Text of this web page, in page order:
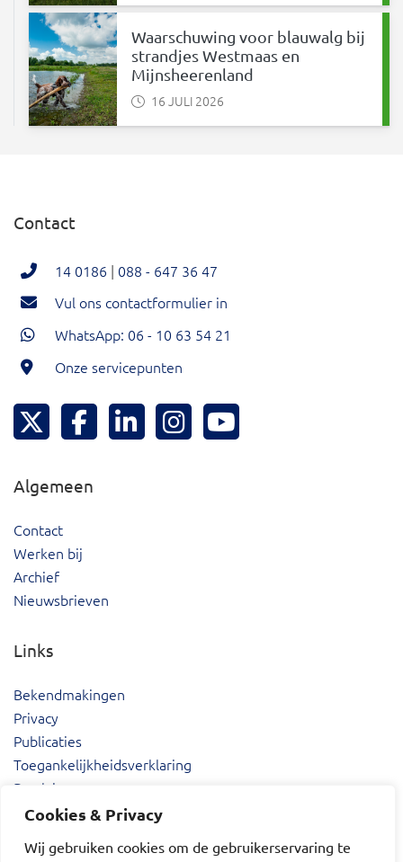
Cookies & Privacy
Wij gebruiken cookies om de gebruikerservaring te
Waarschuwing voor blauwalg bij
strandjes Westmaas en
Mijnsheerenland
16 JULI 2026
Contact
14 0186 | 088 - 647 36 47
Vul ons contactformulier in
WhatsApp: 06 - 10 63 54 21
Onze servicepunten
Hoeksche Waard Twitter
Hoeksche Waard Facebook
Hoeksche Waard LinkedIn
Hoeksche Waard Instagram
Algemeen
Contact
Werken bij
Archief
Nieuwsbrieven
Links
Bekendmakingen
Privacy
Publicaties
Toegankelijkheidsverklaring
Proclaimer